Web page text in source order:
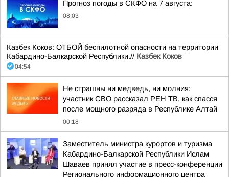
Прогноз погоды в СКФО на 7 августа:
08:03
Казбек Коков: ОТБОЙ беспилотной опасности на территории
Кабардино-Балкарской Республики.// Казбек Коков
04:54
Не страшны ни медведь, ни молния:
участник СВО рассказал РЕН ТВ, как спасся
после мощного разряда в Республике Алтай
00:18
Заместитель министра курортов и туризма
Кабардино-Балкарской Республики Ислам
Шаваев принял участие в пресс-конференции
Регионального информационного центра